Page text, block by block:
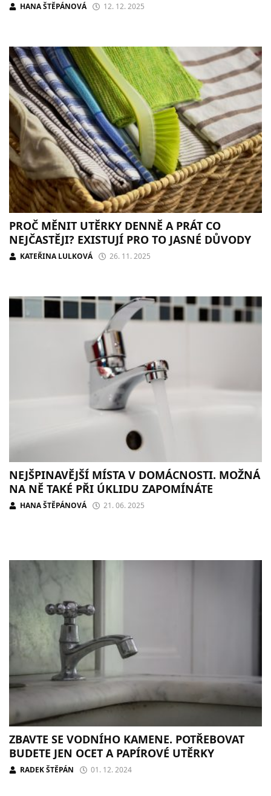
HANA ŠTĚPÁNOVÁ 12. 12. 2025
PROČ MĚNIT UTĚRKY DENNĚ A PRÁT CO
NEJČASTĚJI? EXISTUJÍ PRO TO JASNÉ DŮVODY
KATEŘINA LULKOVÁ 26. 11. 2025
NEJŠPINAVĚJŠÍ MÍSTA V DOMÁCNOSTI. MOŽNÁ
NA NĚ TAKÉ PŘI ÚKLIDU ZAPOMÍNÁTE
HANA ŠTĚPÁNOVÁ 21. 06. 2025
ZBAVTE SE VODNÍHO KAMENE. POTŘEBOVAT
BUDETE JEN OCET A PAPÍROVÉ UTĚRKY
RADEK ŠTĚPÁN 01. 12. 2024